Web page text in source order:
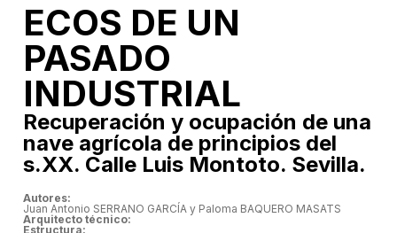
ECOS DE UN
PASADO
INDUSTRIAL
Recuperación y ocupación de una
nave agrícola de principios del
s.XX. Calle Luis Montoto. Sevilla.
Autores:
Juan Antonio SERRANO GARCÍA y Paloma BAQUERO MASATS
Arquitecto técnico:
Estructura: